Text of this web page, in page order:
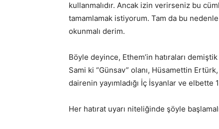
kullanmalıdır. Ancak izin verirseniz bu
tamamlamak istiyorum. Tam da bu
okunmalı derim.
Böyle deyince, Ethem’in hatıraları
Sami ki “Günsav” olanı, Hüsamettin
dairenin yayımladığı İç İsyanlar ve
Her hatırat uyarı niteliğinde şöyle